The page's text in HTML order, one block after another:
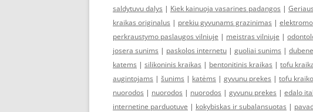
saldytuvu dalys | Kiek kainuoja vasarines padangos |
kraikas originalus | prekiu gyvunams grazinimas |
perkraustymo paslaugos vilniuje | meistras vilniuje |
josera sunims | paskolos internetu | guoliai sunims |
katems | silikoninis kraikas | bentonitinis kraikas | tofu
augintojams | šunims | katėms | gyvunu prekes | tofu
nuorodos | nuorodos | nuorodos | gyvunu prekes | edalo
internetine parduotuve | kokybiskas ir subalansuotas |